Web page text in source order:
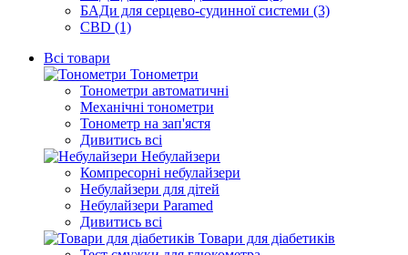
БАДи для серцево-судинної системи (3)
CBD (1)
Всі товари
Тонометри
Тонометри автоматичні
Механічні тонометри
Тонометр на зап'ястя
Дивитись всі
Небулайзери
Компресорні небулайзери
Небулайзери для дітей
Небулайзери Paramed
Дивитись всі
Товари для діабетиків